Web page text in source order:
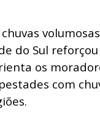
do Sul
os
com